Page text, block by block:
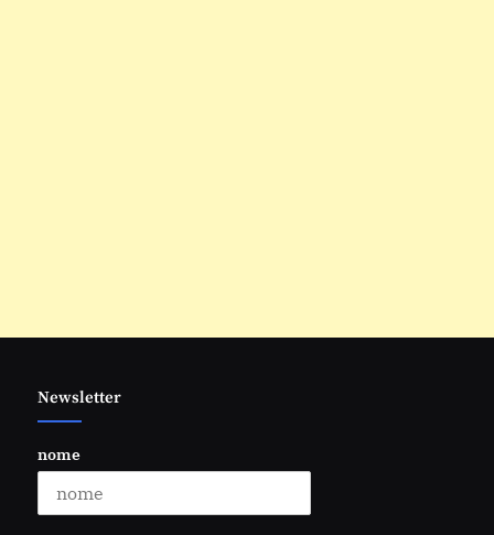
Newsletter
nome